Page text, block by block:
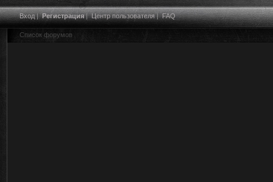
Вход|Регистрация|Центр пользователя|FAQ
Список форумов